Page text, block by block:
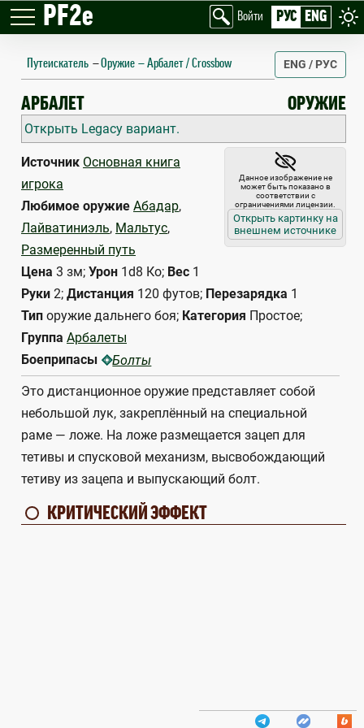
PF2e Войти РУС ENG
Путеискатель —Оружие Арбалет / Crossbow ENG / РУС
АРБАЛЕТ
CROSSBOW ОРУЖИЕ
Открыть Legacy вариант.
Данное изображение не
может быть показано в
соответствии с
ограничениями лицензии.
Открыть картинку на
внешнем источнике
Источник Основная книга
игрока
Любимое оружие Абадар,
Лайватиниэль, Мальтус,
Размеренный путь
Цена 3 зм; Урон 1d8 Ко; Вес 1
Руки 2; Дистанция 120 футов; Перезарядка 1
Тип оружие дальнего боя; Категория Простое;
Группа Арбалеты
Боеприпасы
Болты
Это дистанционное оружие представляет собой
небольшой лук, закреплённый на специальной
раме — ложе. На ложе размещается зацеп для
тетивы и спусковой механизм, высвобождающий
тетиву из зацепа и выпускающий болт.
КРИТИЧЕСКИЙ ЭФФЕКТ